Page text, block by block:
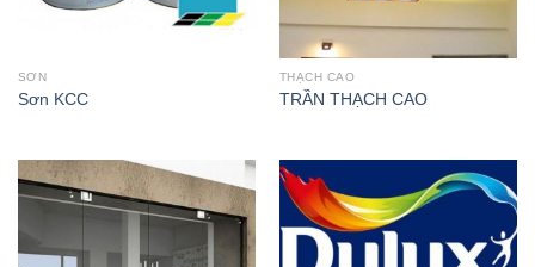
SƠN
Sơn KCC
THẠCH CAO
TRẦN THẠCH CAO